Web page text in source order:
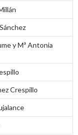
y Mª Antonia
Crespillo